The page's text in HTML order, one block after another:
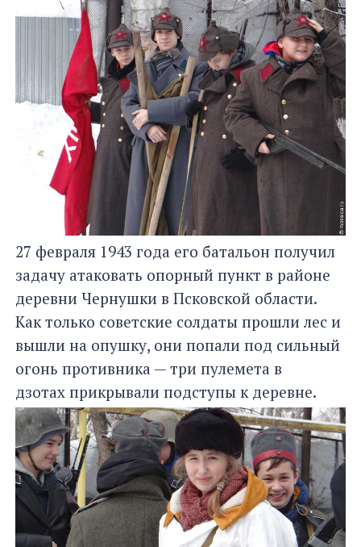
27 февраля 1943 года его батальон получил
задачу атаковать опорный пункт в районе
деревни Чернушки в Псковской области.
Как только советские солдаты прошли лес и
вышли на опушку, они попали под сильный
огонь противника — три пулемета в
дзотах прикрывали подступы к деревне.